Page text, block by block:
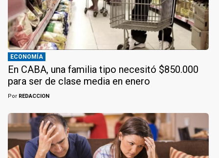
ECONOMÍA
En CABA, una familia tipo necesitó $850.000
para ser de clase media en enero
Por REDACCION